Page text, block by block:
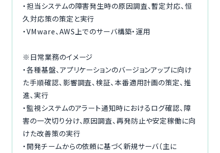
・担当システムの障害発生時の原因調査、暫定対応、恒
久対応策の策定と実行
・VMware、AWS上でのサーバ構築・運用
※日常業務のイメージ
・各種基盤、アプリケーションのバージョンアップに向け
た手順確認、影響調査、検証、本番適用計画の策定、推
進、実行
・監視システムのアラート通知時におけるログ確認、障
害の一次切り分け、原因調査、再発防止や安定稼働に向
けた改善策の実行
・開発チームからの依頼に基づく新規サーバ（主に